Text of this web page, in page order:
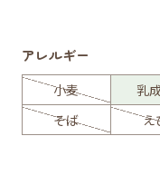
アレルギー
小麦 乳
そば
え